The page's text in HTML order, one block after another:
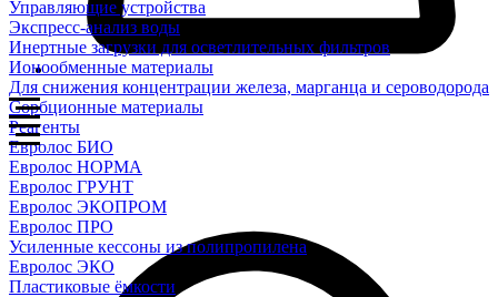
Управляющие устройства
Экспресс-анализ воды
Инертные загрузки для осветлительных фильтров
Ионообменные материалы
Для снижения концентрации железа, марганца и сероводорода
Сорбционные материалы
Реагенты
Евролос БИО
Евролос НОРМА
Евролос ГРУНТ
Евролос ЭКОПРОМ
Евролос ПРО
Усиленные кессоны из полипропилена
Евролос ЭКО
Пластиковые ёмкости